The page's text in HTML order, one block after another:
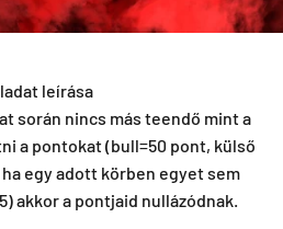
leírása
során nincs más teendő mint a
a pontokat (bull=50 pont, külső
egy adott körben egyet sem
akkor a pontjaid nullázódnak.